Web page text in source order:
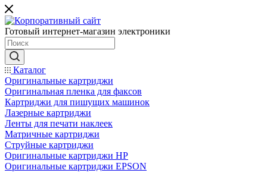
Готовый интернет-магазин электроники
Каталог
Оригинальные картриджи
Оригинальная пленка для факсов
Картриджи для пишущих машинок
Лазерные картриджи
Ленты для печати наклеек
Матричные картриджи
Струйные картриджи
Оригинальные картриджи HP
Оригинальные картриджи EPSON